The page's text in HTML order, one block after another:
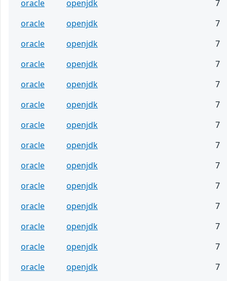
oracle openjdk
7
oracle
openjdk
7
oracle
openjdk
7
oracle
openjdk
7
oracle
openjdk
7
oracle
openjdk
7
oracle
openjdk
7
oracle
openjdk
7
oracle
openjdk
7
oracle
openjdk
7
oracle
openjdk
7
oracle
openjdk
7
oracle
openjdk
7
oracle
openjdk
7